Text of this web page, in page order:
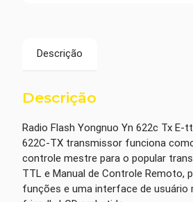
Descrição
Descrição
Radio Flash Yongnuo Yn 622c Tx E-
622C-TX transmissor funciona
controle mestre para o popular
TTL e Manual de Controle Remoto,
funções e uma interface de usuário